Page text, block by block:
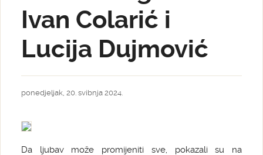
Ivan Colarić i
Lucija Dujmović
ponedjeljak, 20. svibnja 2024.
Da ljubav može promijeniti sve, pokazali su na